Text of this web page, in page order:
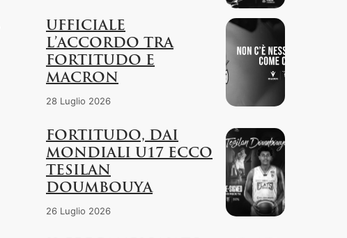
UFFICIALE
L’ACCORDO TRA
FORTITUDO E
MACRON
28 Luglio 2026
FORTITUDO, DAI
MONDIALI U17 ECCO
TESILAN
DOUMBOUYA
26 Luglio 2026